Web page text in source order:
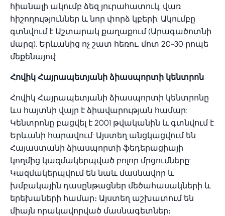
հիանալի ակումբ ձեզ յուրահատուկ, վառ
հիշողություններ և նոր փորձ կբերի: Ակումբը
գտնվում է Աշտարակ քաղաքում (Արագածոտնի
մարզ), Երևանից ոչ շատ հեռու, մոտ 20-30 րոպե
մեքենայով:
Հովիկ Հայրապետյանի ձիասպորտի կենտրոն
Հովիկ Հայրապետյանի ձիասպորտի կենտրոնը
ևս հայտնի վայր է ձիավարության համար:
Կենտրոնը բացվել է 2001 թվականին և գտնվում է
Երևանի հարավում: Այստեղ անցկացվում են
Հայաստանի ձիասպորտի ֆեդերացիայի
կողմից կազմակերպված բոլոր մրցումները:
Կազմակերպվում են նաև մասնավոր և
խմբակային դասընթացներ մեծահասակների և
երեխաների համար։ Այստեղ աշխատում են
միայն որակավորված մասնագետներ։